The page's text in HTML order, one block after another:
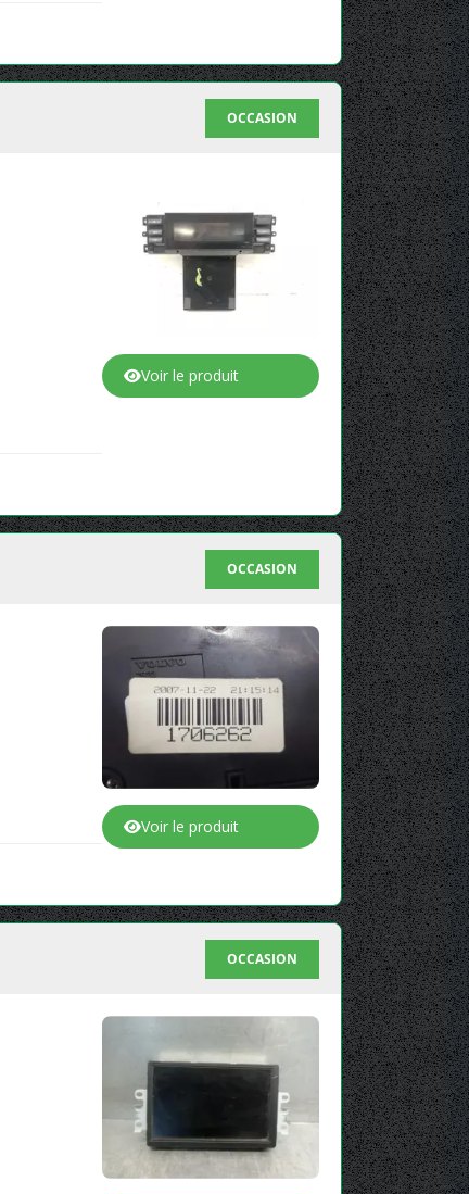
OCCASION
Voir le produit
OCCASION
Voir le produit
OCCASION